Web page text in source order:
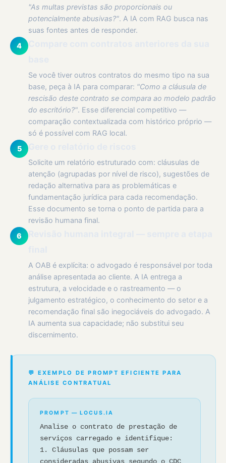
"As multas previstas são proporcionais ou
potencialmente abusivas?". A IA com RAG busca nas
suas fontes antes de responder.
4
Se você tiver outros contratos do mesmo tipo na sua
base, peça à IA para comparar: "Como a cláusula de
rescisão deste contrato se compara ao modelo padrão
do escritório?". Esse diferencial competitivo —
comparação contextualizada com histórico próprio —
só é possível com RAG local.
5
Solicite um relatório estruturado com: cláusulas de
atenção (agrupadas por nível de risco), sugestões de
redação alternativa para as problemáticas e
fundamentação jurídica para cada recomendação.
Esse documento se torna o ponto de partida para a
revisão humana final.
6
A OAB é explícita: o advogado é responsável por toda
análise apresentada ao cliente. A IA entrega a
estrutura, a velocidade e o rastreamento — o
julgamento estratégico, o conhecimento do setor e a
recomendação final são inegociáveis do advogado. A
IA aumenta sua capacidade; não substitui seu
discernimento.
💬 EXEMPLO DE PROMPT EFICIENTE PARA
ANÁLISE CONTRATUAL
PROMPT — LOCUS.IA
Analise o contrato de prestação de
serviços carregado e identifique:
1. Cláusulas que possam ser